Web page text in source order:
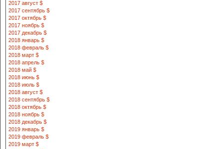
2017 август $
2017 сентябрь $
2017 октябрь $
2017 ноябрь $
2017 декабрь $
2018 январь $
2018 февраль $
2018 март $
2018 апрель $
2018 май $
2018 июнь $
2018 июль $
2018 август $
2018 сентябрь $
2018 октябрь $
2018 ноябрь $
2018 декабрь $
2019 январь $
2019 февраль $
2019 март $